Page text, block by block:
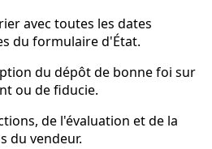
avec toutes les dates
du formulaire d'État.
du dépôt de bonne foi sur
ou de fiducie.
de l'évaluation et de la
du vendeur.